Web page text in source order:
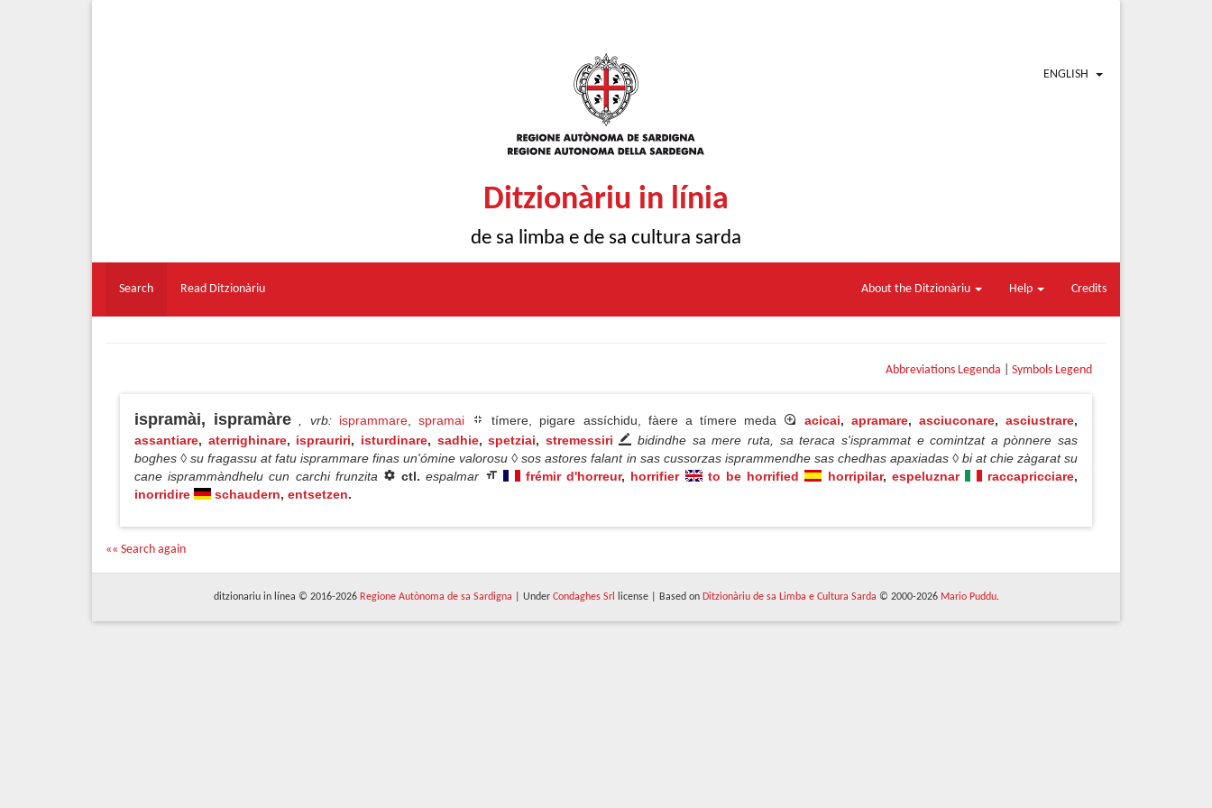
ENGLISH
Ditzionàriu in línia
de sa limba e de sa cultura sarda
Search Read Ditzionàriu About the Ditzionàriu Help Credits
Abbreviations Legenda Symbols Legend
ispramài, ispramàre , vrb: isprammare, spramai tímere, pigare assíchidu, fàere a tímere meda acicai, apramare, asciuconare,asciustrare,
assantiare, aterrighinare, isprauriri, isturdinare, sadhie,spetziai, stremessiri
bidindhe sa mere ruta, sa teraca s'isprammat e comintzat a pònnere sas
boghes ◊ su fragassu at fatu isprammare finas un'ómine valorosu ◊ sos astores falant in sas cussorzas isprammendhe sas chedhas apaxiadas ◊ bi at chie zàgarat su
cane isprammàndhelu cun carchi frunzita
ctl.espalmar frémir d'horreur, horrifier to be horrified horripilar, espeluznar raccapricciare,
inorridire
schaudern, entsetzen.
«« Search again
ditzionariu in línea © 2016-2026 Regione Autònoma de sa Sardigna | Under Condaghes Srl license | Based on Ditzionàriu de sa Limba e Cultura Sarda © 2000-2026 Mario Puddu.